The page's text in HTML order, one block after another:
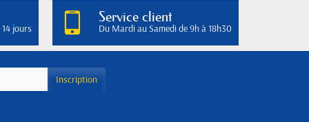
jours
Service client
Du Mardi au Samedi de 9h à 18h30